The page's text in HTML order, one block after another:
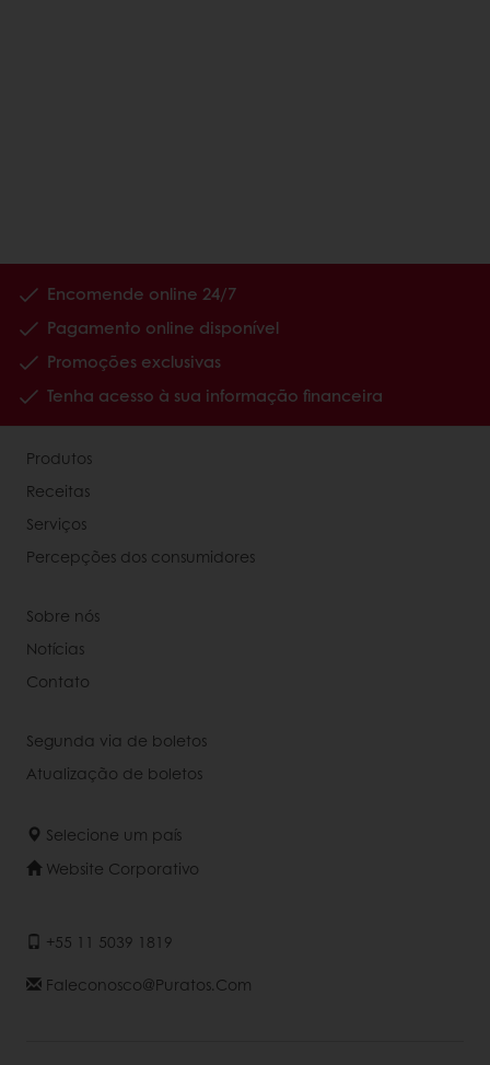
Encomende online 24/7
Pagamento online disponível
Promoções exclusivas
Tenha acesso à sua informação financeira
Produtos
Receitas
Serviços
Percepções dos consumidores
Sobre nós
Notícias
Contato
Segunda via de boletos
Atualização de boletos
Selecione um país
Website Corporativo
+55 11 5039 1819
Faleconosco@puratos.com